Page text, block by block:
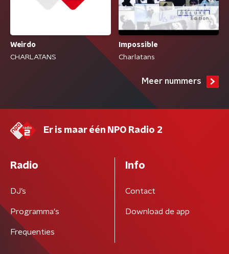
Weirdo
CHARLATANS
Impossible
Charlatans
Meer nummers
Er is maar één NPO Radio 2
Radio
DJ’s
Programma's
Frequenties
Info
Contact
Download de app